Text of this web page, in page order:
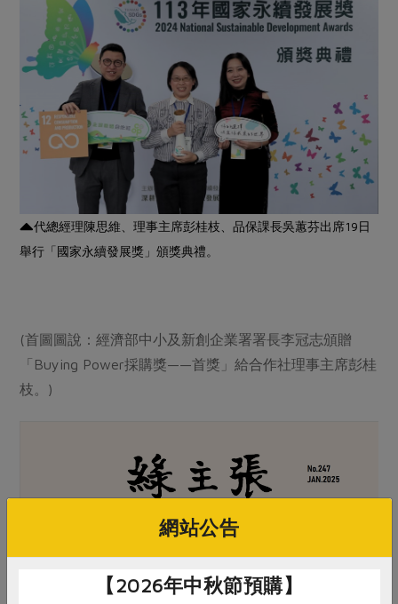
代總經理陳思維、理事主席彭桂枝、品保課長吳蕙芬出席19日
舉行「國家永續發展獎」頒獎典禮。
(首圖圖說：經濟部中小及新創企業署署長李冠志頒贈
「Buying Power採購獎——首獎」給合作社理事主席彭桂
枝。)
網站公告
【2026年中秋節預購】